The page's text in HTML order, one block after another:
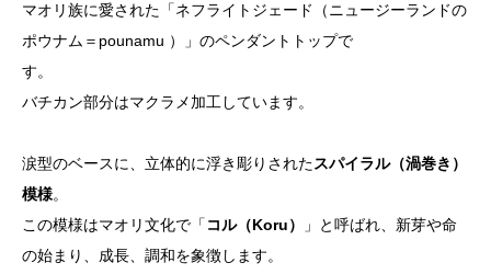
マオリ族に愛された「ネフライトジェード（ニュージーランドの
ポウナム＝pounamu ）」のペンダントトップで
す。
バチカン部分はマクラメ加工しています。
涙型のベースに、立体的に浮き彫りされたスパイラル（渦巻き）
模様。
この模様はマオリ文化で「 コル（Koru）
」と呼ばれ、新芽や命
の始まり、成長、調和を象徴します。